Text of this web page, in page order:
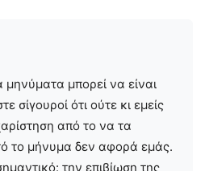
μπορεί να είναι
σίγουροί ότι ούτε κι εμείς
από το να τα
το μήνυμα δεν αφορά εμάς.
την επιβίωση της